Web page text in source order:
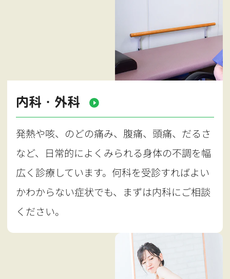
内科・外科
発熱や咳、のどの痛み、腹痛、頭痛、だるさ
など、日常的によくみられる身体の不調を幅
広く診療しています。何科を受診すればよい
かわからない症状でも、まずは内科にご相談
ください。